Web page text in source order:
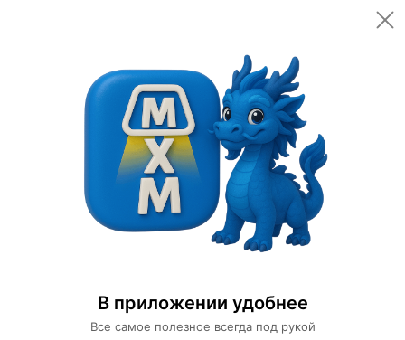
В приложении удобнее
Все самое полезное всегда под рукой
Открыть
Категории
Автомобили и аксессуары
Электромобили
Электромобиль Baodao С1
0 отзывов 0